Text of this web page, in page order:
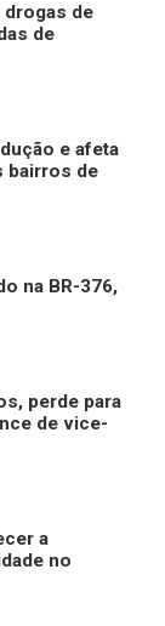
drogas de
de
e afeta
bairros de
na BR-376,
perde para
de vice-
a
no